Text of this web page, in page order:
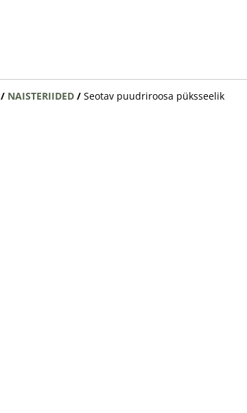
/ NAISTERIIDED / Seotav puudriroosa püksseelik